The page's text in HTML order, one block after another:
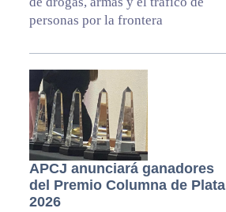
personas por la frontera
APCJ anunciará ganadores
del Premio Columna de Plata
2026